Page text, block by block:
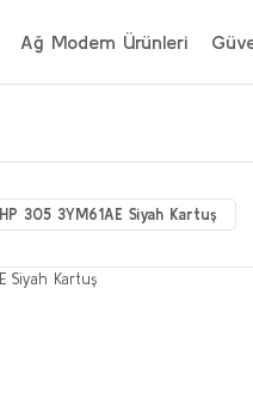
Ağ Modem Ürünleri
HP 305 3YM61AE Siyah Kartuş